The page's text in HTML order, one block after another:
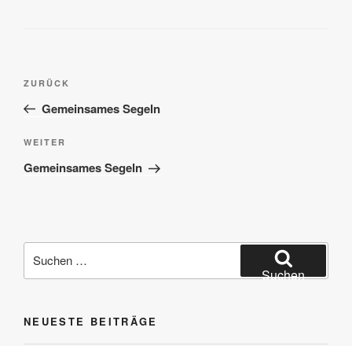
Beitragsnavigation
Vorheriger
Beitrag
ZURÜCK
Gemeinsames Segeln
Nächster
Beitrag
WEITER
Gemeinsames Segeln
nach:
Suchen
NEUESTE BEITRÄGE